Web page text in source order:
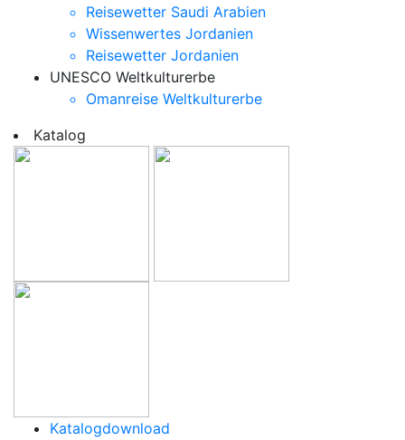
Reisewetter Saudi Arabien
Wissenwertes Jordanien
Reisewetter Jordanien
UNESCO Weltkulturerbe
Omanreise Weltkulturerbe
Katalog
Katalogdownload